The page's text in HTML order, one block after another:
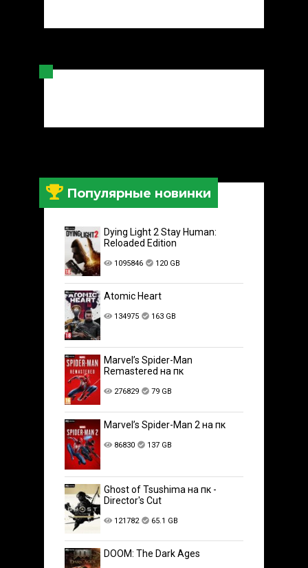
Популярные новинки
Dying Light 2 Stay Human:
Reloaded Edition
1095846 120 GB
Atomic Heart
134975 163 GB
Marvel’s Spider-Man
Remastered на пк
276829 79 GB
Marvel’s Spider-Man 2 на пк
86830 137 GB
Ghost of Tsushima на пк -
Director's Cut
121782 65.1 GB
DOOM: The Dark Ages